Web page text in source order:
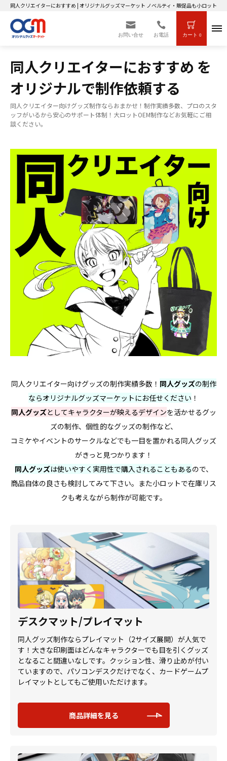
同人クリエイターにおすすめ | オリジナルグッズマーケット ノベルティ・販促品も小ロット～
お問い合せ お電話 カート 0
同人クリエイターにおすすめ を
オリジナルで制作依頼する
同人クリエイター向けグッズ制作ならおまかせ！制作実績多数、プロのスタ
ッフがいるから安心のサポート体制！大ロットOEM制作などお気軽にご相
談ください。
同人クリエイター向けグッズの制作実績多数！ 同人グッズの制作
ならオリジナルグッズマーケットにお任せください ！
同人グッズとしてキャラクターが映えるデザインを活かせるグッ
ズの制作、個性的なグッズの制作など、
コミケやイベントのサークルなどでも一目を置かれる同人グッズ
がきっと見つかります！
同人グッズは使いやすく実用性で購入されることもあるので、
商品自体の良さも検討してみて下さい。また小ロットで在庫リス
クも考えながら制作が可能です。
デスクマット/プレイマット
同人グッズ制作ならプレイマット（2サイズ展開）が人気で
す！大きな印刷面はどんなキャラクターでも目を引くグッズ
となること間違いなしです。クッション性、滑り止めが付い
ていますので、パソコンデスクだけでなく、カードゲームプ
レイマットとしてもご使用いただけます。
商品詳細を見る